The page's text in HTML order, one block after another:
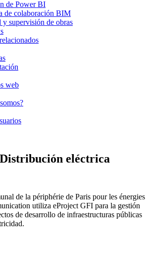
de Power BI
de colaboración BIM
supervisión de obras
web
eléctrica
de la périphérie de Paris pour les énergies
utiliza eProject GFI para la gestión
de desarrollo de infraestructuras públicas